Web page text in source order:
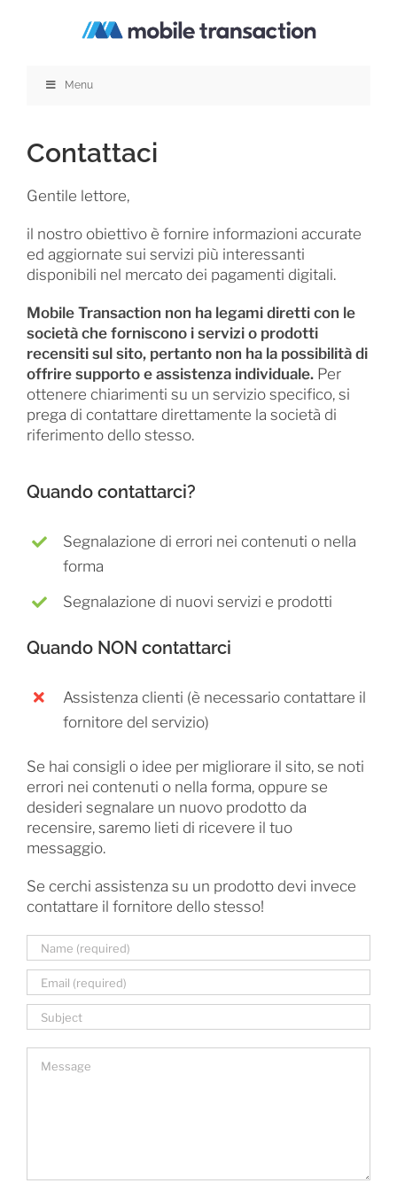
Menu
Contattaci
Gentile lettore,
il nostro obiettivo è fornire informazioni accurate
ed aggiornate sui servizi più interessanti
disponibili nel mercato dei pagamenti digitali.
Mobile Transaction non ha legami diretti con le
società che forniscono i servizi o prodotti
recensiti sul sito, pertanto non ha la possibilità di
offrire supporto e assistenza individuale.Per
ottenere chiarimenti su un servizio specifico, si
prega di contattare direttamente la società di
riferimento dello stesso.
Quando contattarci?
Segnalazione di errori nei contenuti o nella
forma
Segnalazione di nuovi servizi e prodotti
Quando NON contattarci
Assistenza clienti (è necessario contattare il
fornitore del servizio)
Se hai consigli o idee per migliorare il sito, se noti
errori nei contenuti o nella forma, oppure se
desideri segnalare un nuovo prodotto da
recensire, saremo lieti di ricevere il tuo
messaggio.
Se cerchi assistenza su un prodotto devi invece
contattare il fornitore dello stesso!